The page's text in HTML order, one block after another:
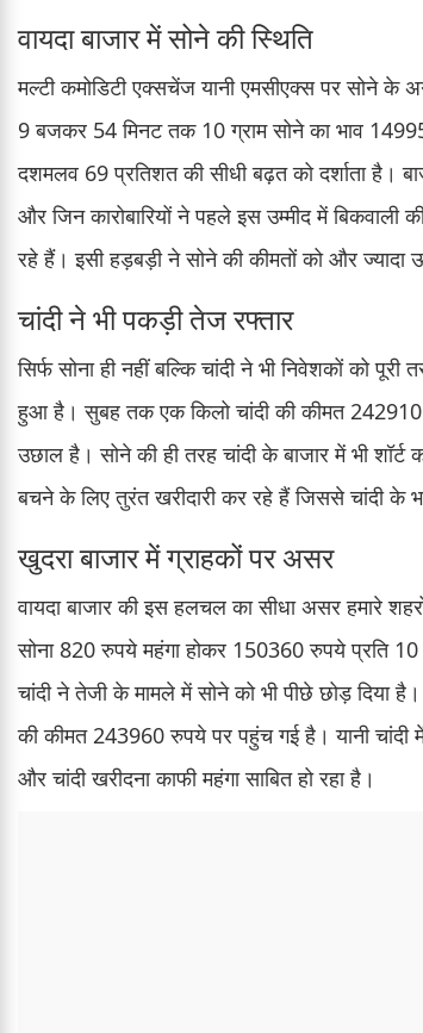
वायदा बाजार में सोने की स्थिति
मल्टी कमोडिटी एक्सचेंज यानी एमसीएक्स पर सोने के
9 बजकर 54 मिनट तक 10 ग्राम सोने का भाव
दशमलव 69 प्रतिशत की सीधी बढ़त को दर्शाता है।
और जिन कारोबारियों ने पहले इस उम्मीद में
रहे हैं। इसी हड़बड़ी ने सोने की कीमतों को और ज्यादा
चांदी ने भी पकड़ी तेज रफ्तार
सिर्फ सोना ही नहीं बल्कि चांदी ने भी निवेशकों को
हुआ है। सुबह तक एक किलो चांदी की कीमत
उछाल है। सोने की ही तरह चांदी के बाजार में भी
बचने के लिए तुरंत खरीदारी कर रहे हैं जिससे चांदी के
खुदरा बाजार में ग्राहकों पर असर
वायदा बाजार की इस हलचल का सीधा असर हमारे
सोना 820 रुपये महंगा होकर 150360 रुपये प्रति 10
चांदी ने तेजी के मामले में सोने को भी पीछे छोड़ दिया
की कीमत 243960 रुपये पर पहुंच गई है। यानी
और चांदी खरीदना काफी महंगा साबित हो रहा है।